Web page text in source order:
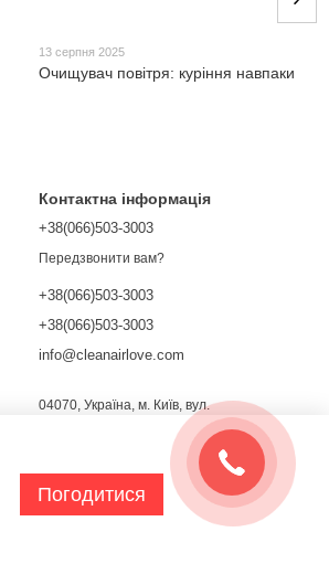
13 серпня 2025
Очищувач повітря: куріння навпаки
Контактна інформація
+38(066)503-3003
Передзвонити вам?
+38(066)503-3003
+38(066)503-3003
info@cleanairlove.com
04070, Україна, м. Київ, вул.
Погодитися